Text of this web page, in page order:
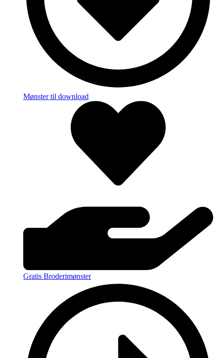
Mønster til download
Gratis Broderimønster